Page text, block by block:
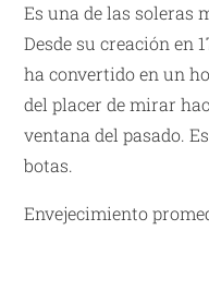
Es una de las soleras
Desde su creación en
ha convertido en un
del placer de mirar
ventana del pasado.
botas.
Envejecimiento